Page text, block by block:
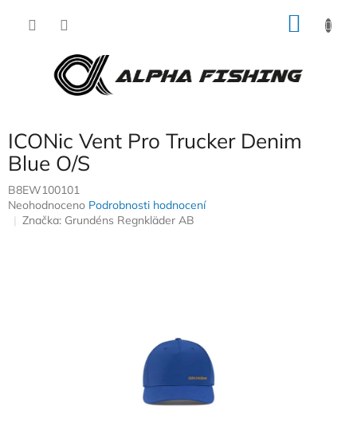
ICONic Vent Pro Trucker Denim
Blue O/S
B8EW100101
Průměrné
hodnocení
Neohodnoceno Podrobnosti hodnocení
Značka: Grundéns Regnkläder AB